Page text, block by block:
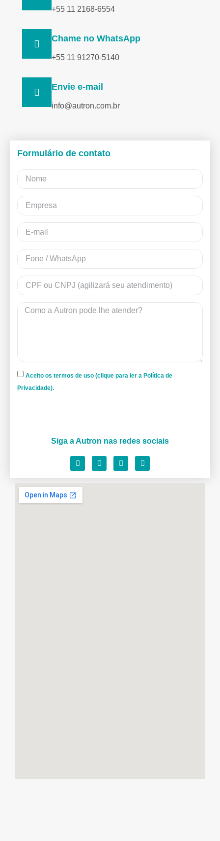
+55 11 2168-6554
Chame no WhatsApp
+55 11 91270-5140
Envie e-mail
info@autron.com.br
Formulário de contato
Aceito os termos de uso (clique para ler a Política de
Privacidade).
Siga a Autron nas redes sociais